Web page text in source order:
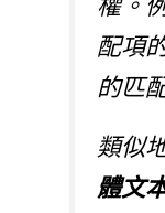
權。
配項
的匹
類似
體文